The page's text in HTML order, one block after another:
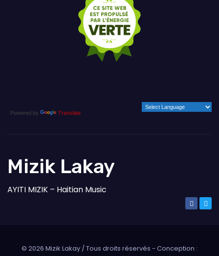
Powered by Translate
Mizik Lakay
AYITI MIZIK – Haitian Music
© 2026 Mizik Lakay / Tous droits réservés - Conception :